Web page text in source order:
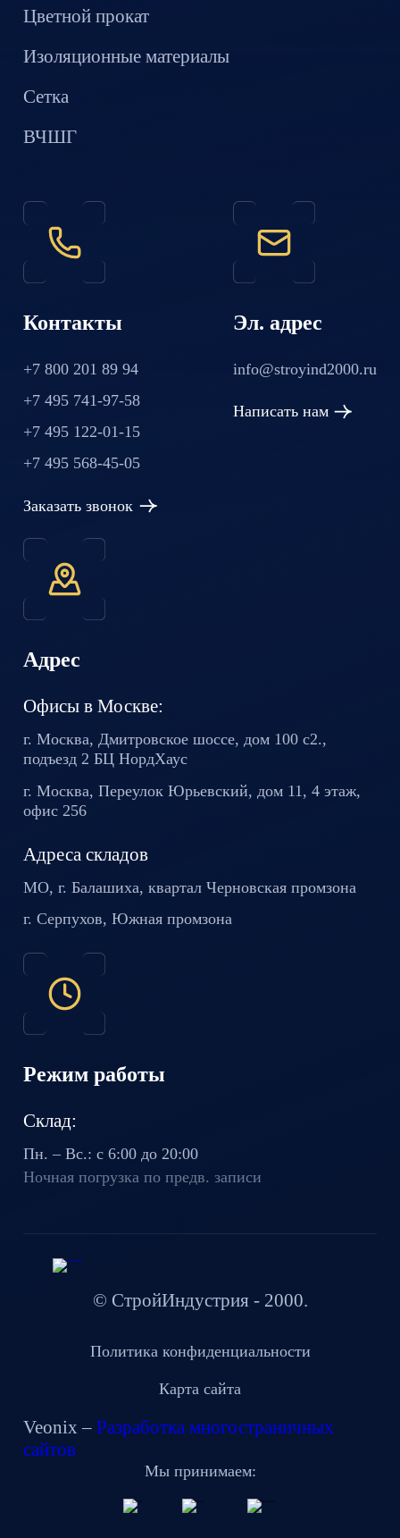
Цветной прокат
Изоляционные материалы
Сетка
ВЧШГ
Контакты
+7 800 201 89 94
+7 495 741-97-58
+7 495 122-01-15
+7 495 568-45-05
Заказать звонок
Эл. адрес
info@stroyind2000.ru
Написать нам
Адрес
Офисы в Москве:
г. Москва, Дмитровское шоссе,дом 100 с2.,
подъезд 2 БЦНордХаус
г. Москва, Переулок Юрьевский, дом 11, 4 этаж,
офис 256
Адреса складов
МО, г. Балашиха, кварталЧерновская промзона
г. Серпухов, Южная промзона
Режим работы
Склад:
Пн. – Вс.: с 6:00 до 20:00
Ночная погрузка по предв. записи
© СтройИндустрия - 2000.
Политика конфиденциальности
Карта сайта
Veonix –Разработка многостраничных
сайтов
Мы принимаем: